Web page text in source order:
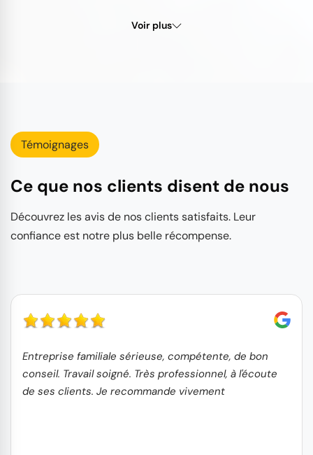
Voir plus
Témoignages
Ce que nos clients disent de nous
Découvrez les avis de nos clients satisfaits. Leur
confiance est notre plus belle récompense.
Entreprise familiale sérieuse, compétente, de bon
conseil. Travail soigné. Très professionnel, à l'écoute
de ses clients. Je recommande vivement